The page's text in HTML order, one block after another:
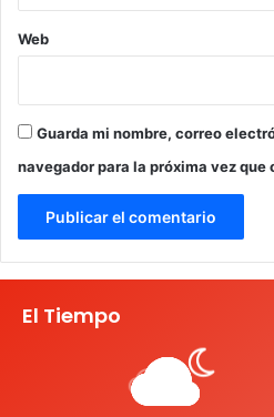
Web
Guarda mi nombre, correo
navegador para la próxima vez que
El Tiempo